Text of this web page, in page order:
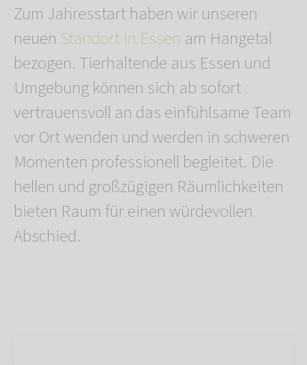
Zum Jahresstart haben wir unseren
neuen Standort in Essen am Hangetal
bezogen. Tierhaltende aus Essen und
Umgebung können sich ab sofort
vertrauensvoll an das einfühlsame Team
vor Ort wenden und werden in schweren
Momenten professionell begleitet. Die
hellen und großzügigen Räumlichkeiten
bieten Raum für einen würdevollen
Abschied.